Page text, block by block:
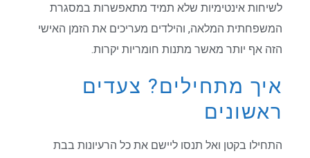
לשיחות אינטימיות שלא תמיד מתאפשרות במסגרת
המשפחתית המלאה, והילדים מעריכים את הזמן האישי
הזה אף יותר מאשר מתנות חומריות יקרות.
איך מתחילים? צעדים
ראשונים
התחילו בקטן ואל תנסו ליישם את כל הרעיונות בבת